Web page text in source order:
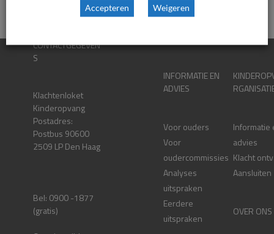
CONTACTGEGEVEN
S
Klachtenloket
Kinderopvang
Postadres:
Postbus 90600
2509 LP Den Haag
Bel: 0900 -1877
(gratis)
INFORMATIE EN
ADVIES
Voor ouders
Voor
oudercommissies
Analyses
uitspraken
Eerdere
uitspraken
Informatie
advies
Klacht
Aansluiten
OVER ONS
Accepteren Weigeren